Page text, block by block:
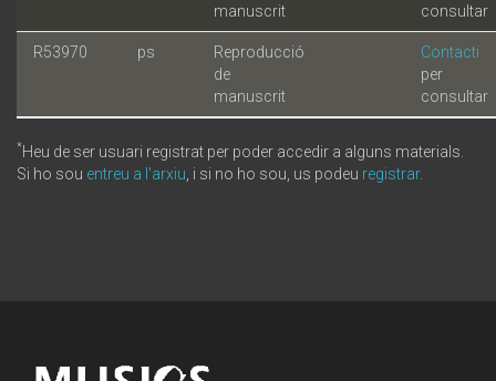
manuscrit
consultar
R53970 ps
Reproducció
de
manuscrit
Contacti
per
consultar
*Heu de ser usuari registrat per poder accedir a alguns materials.
Si ho sou entreu a l'arxiu , i si no ho sou, us podeu registrar.